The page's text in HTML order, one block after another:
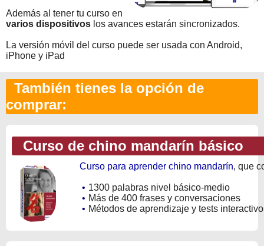
Además al tener tu curso en
varios dispositivos los avances estarán sincronizados.
La versión móvil del curso puede ser usada con Android,
iPhone y iPad
También tienes la opción de
comprar:
Curso de chino mandarín básico
Curso para aprender chino mandarín, que
• 1300 palabras nivel básico-medio
• Más de 400 frases y conversaciones
• Métodos de aprendizaje y tests